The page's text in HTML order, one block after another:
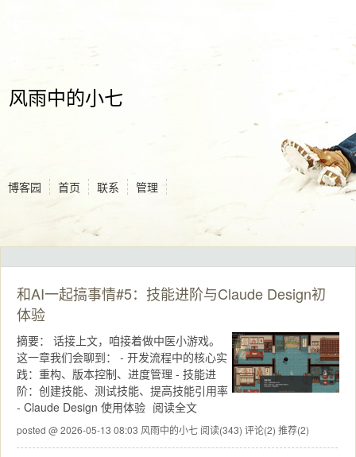
风雨中的小七
博客园 首页 联系 管理
和AI一起搞事情#5：技能进阶与Claude Design初
体验
摘要： 话接上文，咱接着做中医小游戏。
这一章我们会聊到： - 开发流程中的核心实
践：重构、版本控制、进度管理 - 技能进
阶：创建技能、测试技能、提高技能引用率
- Claude Design 使用体验 阅读全文
posted @ 2026-05-13 08:03 风雨中的小七 阅读(343) 评论(2) 推荐(2)